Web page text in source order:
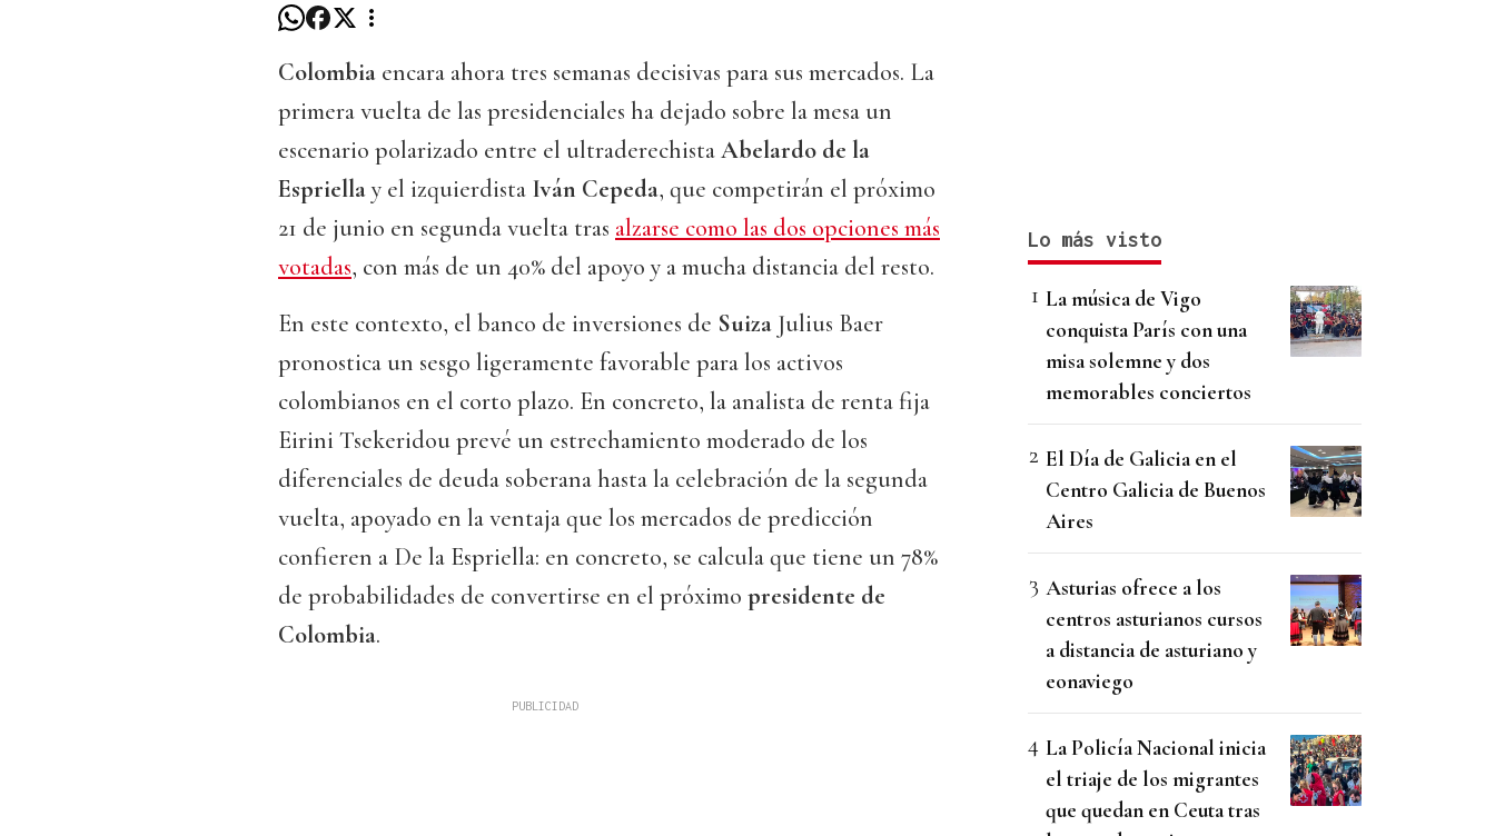
Colombia encara ahora tres semanas decisivas para sus mercados. La
primera vuelta de las presidenciales ha dejado sobre la mesa un
escenario polarizado entre el ultraderechistaAbelardo de la
Espriellay el izquierdista Iván Cepeda, que competirán el próximo
21 de junio en segunda vuelta tras alzarse como las dos opciones más
votadas, con más de un 40% del apoyo y a mucha distancia del resto.
En este contexto, el banco de inversiones de Suiza Julius Baer
pronostica un sesgo ligeramente favorable para los activos
colombianos en el corto plazo. En concreto, la analista de renta fija
Eirini Tsekeridou prevé un estrechamiento moderado de los
diferenciales de deuda soberana hasta la celebración de la segunda
vuelta, apoyado en la ventaja que los mercados de predicción
confieren a De la Espriella: en concreto, se calcula que tiene un 78%
de probabilidades de convertirse en el próximo presidente de
Colombia.
Lo más visto
La música de Vigo
conquista París con una
misa solemne y dos
memorables conciertos
El Día de Galicia en el
Centro Galicia de Buenos
Aires
Asturias ofrece a los
centros asturianos cursos
a distancia de asturiano y
eonaviego
La Policía Nacional inicia
el triaje de los migrantes
que quedan en Ceuta tras